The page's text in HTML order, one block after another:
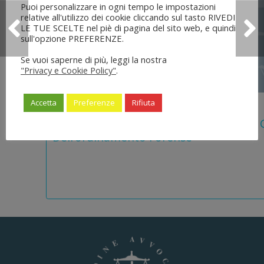
5 Agosto 2026
Legge 28 Luglio 2026 N. 137 “delega
Dell’ordinamento Forense”
Puoi personalizzare in ogni tempo le impostazioni
relative all'utilizzo dei cookie cliccando sul tasto RIVEDI
LE TUE SCELTE nel piè di pagina del sito web, e quindi
sull'opzione PREFERENZE.
Se vuoi saperne di più, leggi la nostra
"Privacy e Cookie Policy".
Accetta Preferenze Rifiuta